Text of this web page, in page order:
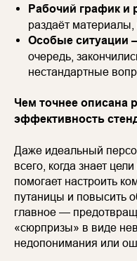
Рабочий график и
раздаёт материалы,
Особые ситуации
очередь,
нестандартные
Чем точнее описана
эффективность
Даже идеальный
всего, когда знает
помогает настроить
путаницы и повысить
главное —
«сюрпризы» в виде
недопонимания или